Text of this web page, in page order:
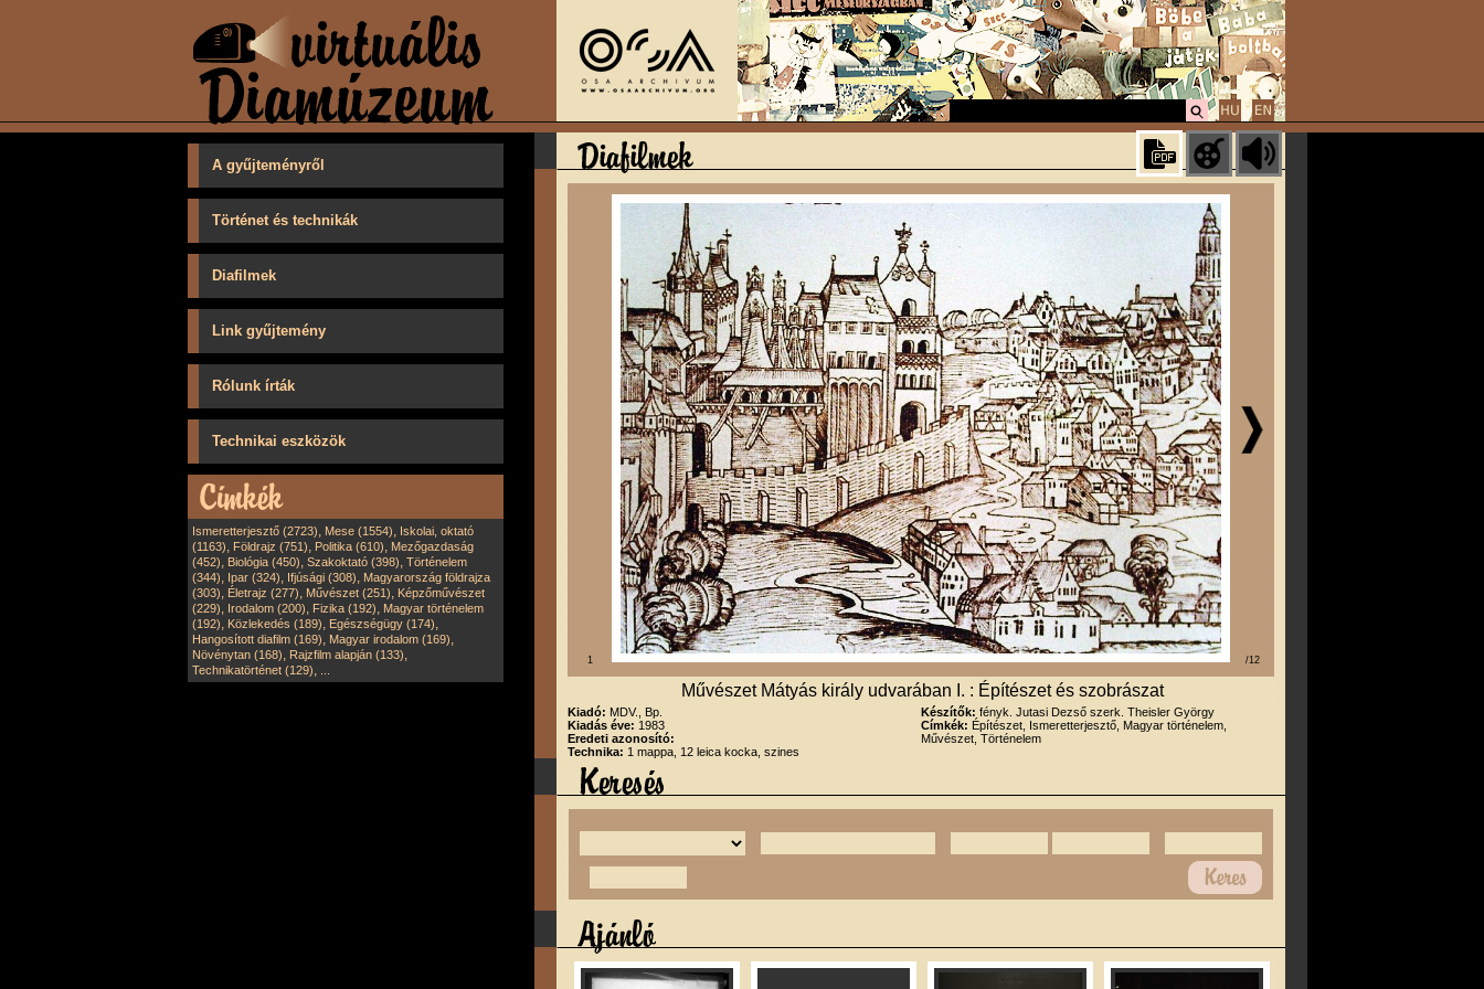
A gyűjteményről
Történet és technikák
Diafilmek
Link gyűjtemény
Rólunk írták
Technikai eszközök
Ismeretterjesztő (2723), Mese (1554), Iskolai, oktató
(1163), Földrajz (751), Politika (610), Mezőgazdaság
(452), Biológia (450), Szakoktató (398), Történelem
(344), Ipar (324), Ifjúsági (308), Magyarország földrajza
(303), Életrajz (277), Művészet (251), Képzőművészet
(229), Irodalom (200), Fizika (192), Magyar történelem
(192), Közlekedés (189), Egészségügy (174),
Hangosított diafilm (169), Magyar irodalom (169),
Növénytan (168), Rajzfilm alapján (133),
Technikatörténet (129),
1 /12
Művészet Mátyás király udvarában I. : Építészet és szobrászat
Kiadó: MDV., Bp.
Kiadás éve: 1983
Eredeti azonosító:
Technika: 1 mappa, 12 leica kocka, szines
Készítők: fényk. Jutasi Dezső szerk. Theisler György
Címkék: Építészet, Ismeretterjesztő, Magyar történelem,
Művészet, Történelem